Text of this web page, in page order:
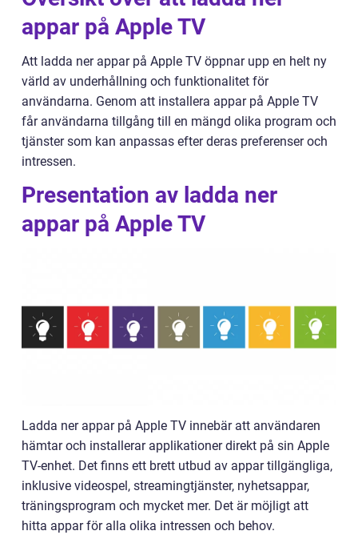
appar på Apple TV
Att ladda ner appar på Apple TV öppnar upp en helt ny
värld av underhållning och funktionalitet för
användarna. Genom att installera appar på Apple TV
får användarna tillgång till en mängd olika program och
tjänster som kan anpassas efter deras preferenser och
intressen.
Presentation av ladda ner
appar på Apple TV
Ladda ner appar på Apple TV innebär att användaren
hämtar och installerar applikationer direkt på sin Apple
TV-enhet. Det finns ett brett utbud av appar tillgängliga,
inklusive videospel, streamingtjänster, nyhetsappar,
träningsprogram och mycket mer. Det är möjligt att
hitta appar för alla olika intressen och behov.